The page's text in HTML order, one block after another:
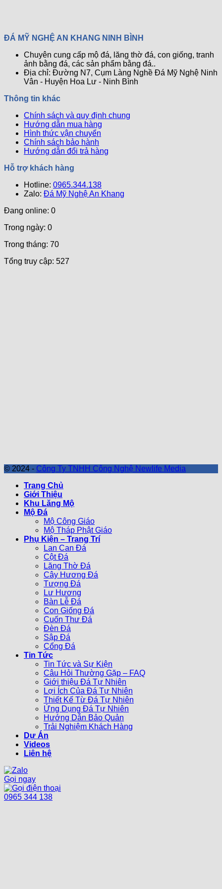
Bảo
Trì
Đá
Tự
Nhiên
Hiệu
Quả
Tự
Nhiên
Được
Giải
Đáp
Trí
Xây
Mộ
Ông
Bà
Tổ
Tiên
Chuẩn
Thủy
–
Bí
Quyết
Mang
Lại
Bình
Và
May
Đá
Ba
–
Mẫu
Mộ
Đẹp
và
Nghi
Ch0
Khu
Lăng
Mộ
ĐÁ MỸ NGHỆ AN KHANG NINH BÌNH
Chuyên cung cấp mộ đá, lăng thờ đá, con giống, tranh
ảnh bằng đá, các sản phẩm bằng đá..
Địa chỉ: Đường N7, Cụm Làng Nghề Đá Mỹ Nghệ Ninh
Vân - Huyện Hoa Lư - Ninh Bình
Thông tin khác
Chính sách và quy định chung
Hướng dẫn mua hàng
Hình thức vận chuyển
Chính sách bảo hành
Hướng dẫn đổi trả hàng
Hỗ trợ khách hàng
Hotline: 0965.344.138
Zalo: Đá Mỹ Nghệ An Khang
Đang online: 0
Trong ngày: 0
Trong tháng: 70
Tổng truy cập: 527
© 2024 - Công Ty TNHH Công Nghệ Newlife Media
Trang Chủ
Giới Thiệu
Khu Lăng Mộ
Mộ Đá
Mộ Công Giáo
Mộ Tháp Phật Giáo
Phụ Kiện – Trang Trí
Lan Can Đá
Cột Đá
Lăng Thờ Đá
Cây Hương Đá
Tượng Đá
Lư Hương
Bàn Lễ Đá
Con Giống Đá
Cuốn Thư Đá
Đèn Đá
Sập Đá
Cổng Đá
Tin Tức
Tin Tức và Sự Kiện
Câu Hỏi Thường Gặp – FAQ
Giới thiệu Đá Tự Nhiên
Lợi Ích Của Đá Tự Nhiên
Thiết Kế Từ Đá Tự Nhiên
Ứng Dụng Đá Tự Nhiên
Hướng Dẫn Bảo Quản
Trải Nghiệm Khách Hàng
Dự Án
Videos
Liên hệ
Gọi ngay
0965 344 138